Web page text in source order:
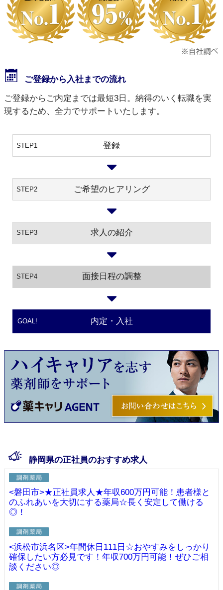
ご登録から入社までの流れ
ご登録からご内定までは最短3日。納得のいく転職を実
現するため、全力でサポートいたします。
STEP1 登録
STEP2 ご希望のヒアリング
STEP3 求人の紹介
STEP4 面接日程の調整
GOAL! 内定・入社
静岡県の正社員のおすすめ求人
<磐田市>★正社員求人★年収600万円可能！患者様と
のふれあいを大切にする薬局☆長く安定して働ける
◎！
<浜松市浜名区>年間休日111日☆おやすみをしっかり
確保したい方必見です！年収700万円可能！ぜひご相
談ください◎